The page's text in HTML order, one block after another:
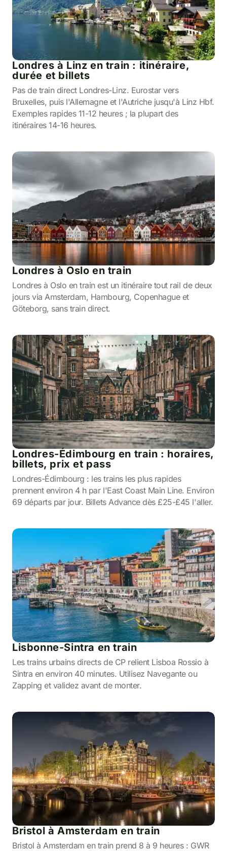
Londres à Linz en train : itinéraire,
durée et billets
Pas de train direct Londres-Linz. Eurostar vers
Bruxelles, puis l'Allemagne et l'Autriche jusqu'à Linz Hbf.
Exemples rapides 11-12 heures ; la plupart des
itinéraires 14-16 heures.
Londres à Oslo en train
Londres à Oslo en train est un itinéraire tout rail de deux
jours via Amsterdam, Hambourg, Copenhague et
Göteborg, sans train direct.
Londres-Édimbourg en train : horaires,
billets, prix et pass
Londres-Édimbourg : les trains les plus rapides
prennent environ 4 h par l'East Coast Main Line. Environ
69 départs par jour. Billets Advance dès £25-£45 l'aller.
Lisbonne-Sintra en train
Les trains urbains directs de CP relient Lisboa Rossio à
Sintra en environ 40 minutes. Utilisez Navegante ou
Zapping et validez avant de monter.
Bristol à Amsterdam en train
Bristol à Amsterdam en train prend 8 à 9 heures : GWR